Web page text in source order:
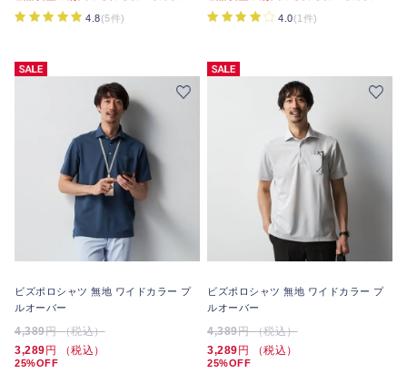
4.8(5件) 4.0(1件)
ビズポロシャツ 無地 ワイドカラー プ
ルオーバー
4,389円 （税込）
3,289円 （税込）
25%OFF
ビズポロシャツ 無地 ワイドカラー プ
ルオーバー
4,389円 （税込）
3,289円 （税込）
25%OFF